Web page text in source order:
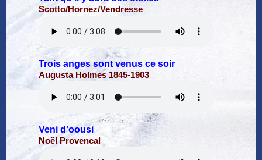
Scotto/Hornez/Vendresse
Trois anges sont venus ce soir
Augusta Holmes 1845-1903
Veni d'oousi
Noël Provencal